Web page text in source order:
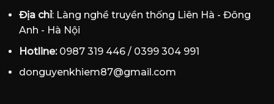
Địa chỉ: Làng nghề truyền thống Liên Hà - Đông
Anh - Hà Nội
Hotline:0987 319 446 / 0399 304 991
donguyenkhiem87@gmail.com